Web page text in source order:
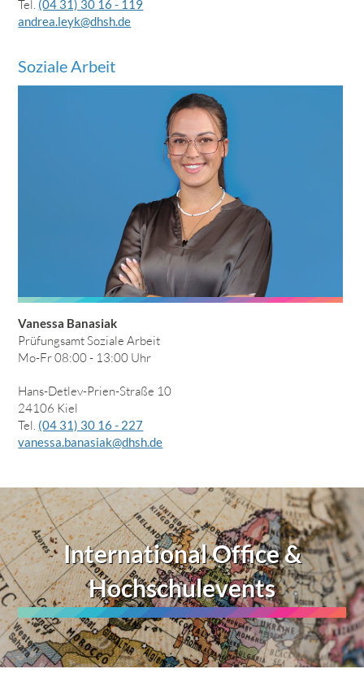
Tel. (04 31) 30 16 - 119
andrea.leyk@dhsh.de
Soziale Arbeit
Vanessa Banasiak
Prüfungsamt Soziale Arbeit
Mo-Fr 08:00 - 13:00 Uhr
Hans-Detlev-Prien-Straße 10
24106 Kiel
Tel. (04 31) 30 16 - 227
vanessa.banasiak@dhsh.de
International Office &
Hochschulevents